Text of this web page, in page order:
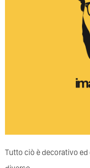
Tutto ciò è decorativo